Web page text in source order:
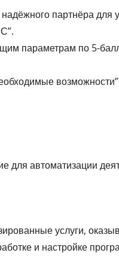
партнёра для
параметрам по 5-
для автоматизации
услуги,
и настройке